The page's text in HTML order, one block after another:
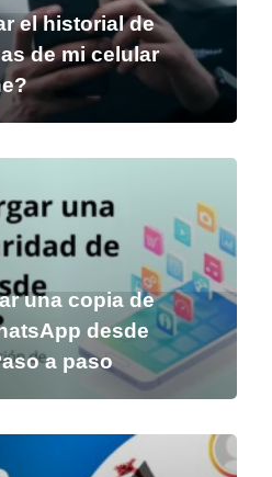
el historial de
de mi celular
una copia de
desde
a paso